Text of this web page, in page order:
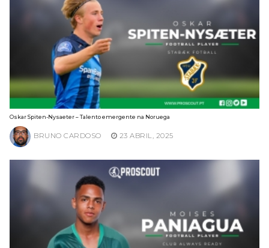
Oskar Spiten-Nysaeter – Talento emergente na Noruega
BRUNO CARDOSO 23 ABRIL, 2025